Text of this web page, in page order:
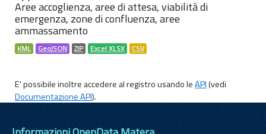
Aree accoglienza, aree di attesa, viabilità di
emergenza, zone di confluenza, aree
ammassamento
KML GeoJSON ZIP Excel XLSX CSV
E' possibile inoltre accedere al registro usando leAPI(vedi
Documentazione API).